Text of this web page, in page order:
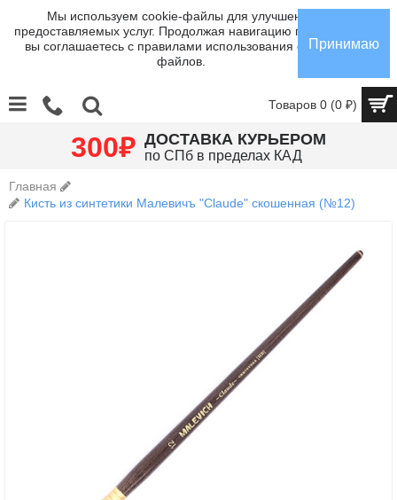
Мы используем cookie-файлы для улучшения
предоставляемых услуг. Продолжая навигацию по сайту,
вы соглашаетесь с правилами использования cookie-
файлов.
Принимаю
Товаров 0 (0 ₽)
300₽ ДОСТАВКА КУРЬЕРОМ
по СПб в пределах КАД
Главная
Кисть из синтетики Малевичъ "Claude" скошенная (№12)